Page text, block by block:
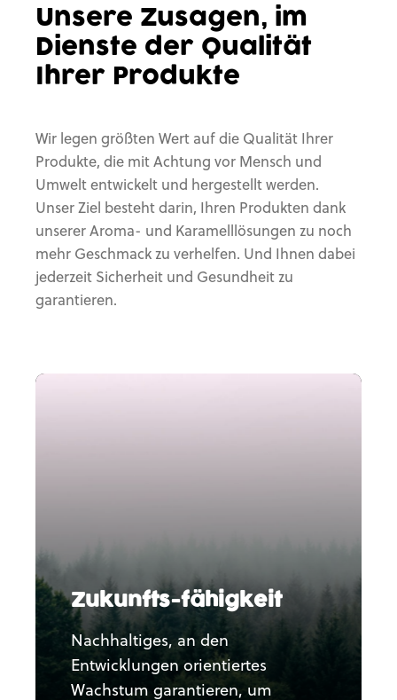
Unsere Zusagen, im
Dienste der Qualität
Ihrer Produkte
Wir legen größten Wert auf die Qualität Ihrer
Produkte, die mit Achtung vor Mensch und
Umwelt entwickelt und hergestellt werden.
Unser Ziel besteht darin, Ihren Produkten dank
unserer Aroma- und Karamelllösungen zu noch
mehr Geschmack zu verhelfen. Und Ihnen dabei
jederzeit Sicherheit und Gesundheit zu
garantieren.
Zukunfts-fähigkeit
Nachhaltiges, an den
Entwicklungen orientiertes
Wachstum garantieren, um